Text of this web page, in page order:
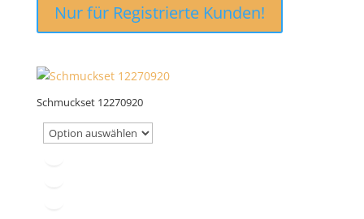
Nur für Registrierte Kunden!
Schmuckset 12270920